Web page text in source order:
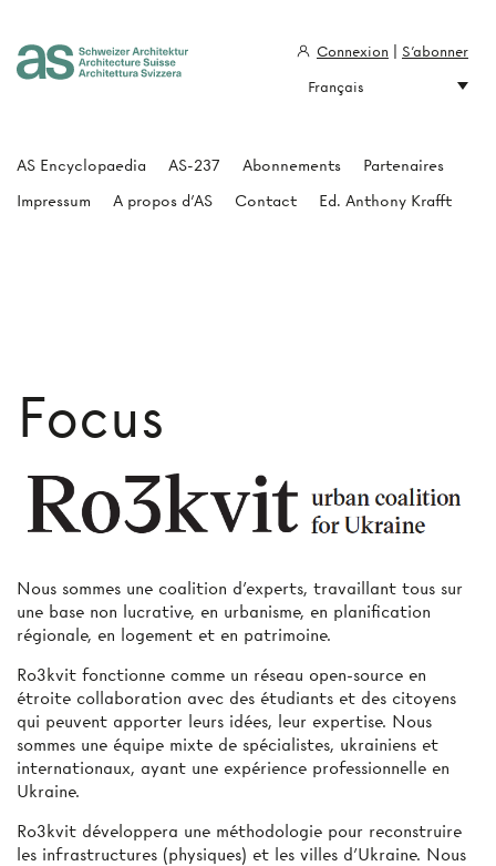
Focus
Nous sommes une coalition d’experts, travaillant tous sur
une base non lucrative, en urbanisme, en planification
régionale, en logement et en patrimoine.
Ro3kvit fonctionne comme un réseau open-source en
étroite collaboration avec des étudiants et des citoyens
qui peuvent apporter leurs idées, leur expertise. Nous
sommes une équipe mixte de spécialistes, ukrainiens et
internationaux, ayant une expérience professionnelle en
Ukraine.
Ro3kvit développera une méthodologie pour reconstruire
les infrastructures (physiques) et les villes d’Ukraine. Nous
AS Encyclopaedia AS-237 Abonnements
Partenaires
Impressum
A propos d'AS Contact Ed. Anthony Krafft
Connexion
S'abonner
Français